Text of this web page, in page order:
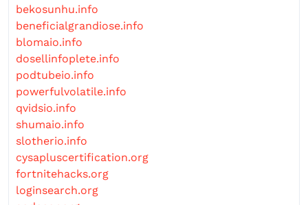
bekosunhu.info
beneficialgrandiose.info
blomaio.info
dosellinfoplete.info
podtubeio.info
powerfulvolatile.info
qvidsio.info
shumaio.info
slotherio.info
cysapluscertification.org
fortnitehacks.org
loginsearch.org